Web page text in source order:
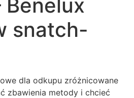
Benelux
snatch-
dla odkupu zróżnicowane
zbawienia metody i chcieć